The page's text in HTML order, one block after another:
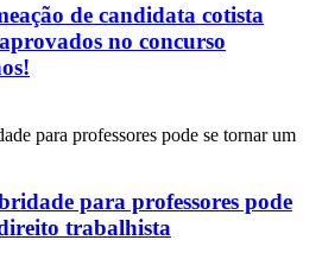
de candidata cotista
no concurso
para professores pode
trabalhista